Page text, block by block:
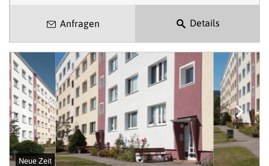
Anfragen Details
Neue Zeit